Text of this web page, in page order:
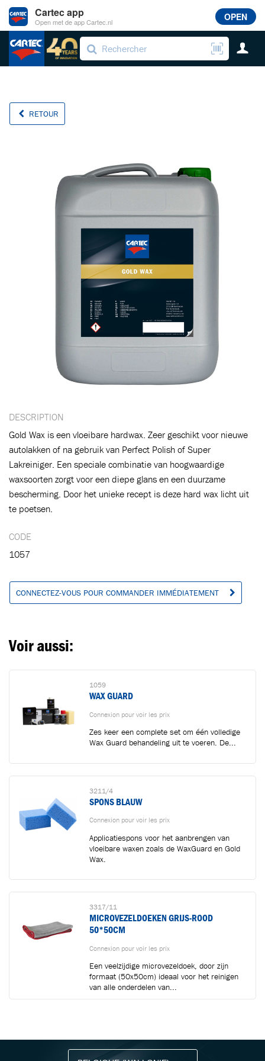
RETOUR
DESCRIPTION
Gold Wax is een vloeibare hardwax. Zeer geschikt voor nieuwe
autolakken of na gebruik van Perfect Polish of Super
Lakreiniger. Een speciale combinatie van hoogwaardige
waxsoorten zorgt voor een diepe glans en een duurzame
bescherming. Door het unieke recept is deze hard wax licht uit
te poetsen.
CODE
1057
CONNECTEZ-VOUS POUR COMMANDER IMMÉDIATEMENT
Voir aussi:
1059
WAX GUARD
Connexion pour voir les prix
Zes keer een complete set om één volledige
Wax Guard behandeling uit te voeren. De...
3211/4
SPONS BLAUW
Connexion pour voir les prix
Applicatiespons voor het aanbrengen van
vloeibare waxen zoals de WaxGuard en Gold
Wax.
3317/11
MICROVEZELDOEKEN GRIJS-ROOD
50*50CM
Connexion pour voir les prix
Een veelzijdige microvezeldoek, door zijn
formaat (50x50cm) ideaal voor het reinigen
van alle onderdelen van...
Ajouté au panier
CONTINUER VOS ACHATS Aller au panier
RESTEZ INFORMÉ AVEC NOTRE NEWSLETTER
Cartec app
Open met de app Cartec.nl OPEN